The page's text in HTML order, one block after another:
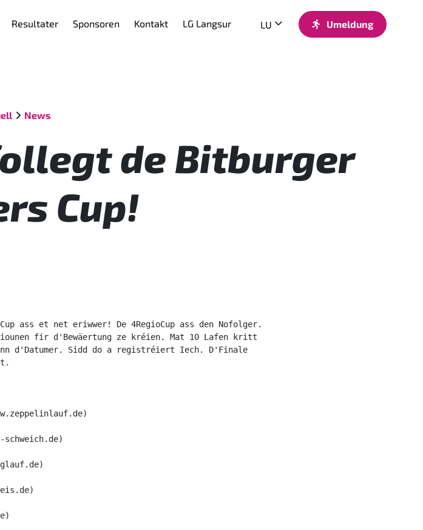
Resultater Sponsoren Kontakt LG Langsur LU Umeldung
News
de Bitburger
Cup!
ass et net eriwwer! De 4RegioCup ass den Nofolger.
fir d'Bewäertung ze kréien. Mat 10 Lafen kritt
d'Datumer. Sidd do a registréiert Iech. D'Finale